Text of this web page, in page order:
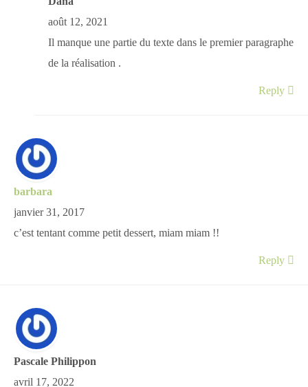
août 12, 2021
Il manque une partie du texte dans le premier paragraphe
de la réalisation .
Reply
barbara
janvier 31, 2017
c’est tentant comme petit dessert, miam miam !!
Reply
Pascale Philippon
avril 17, 2022